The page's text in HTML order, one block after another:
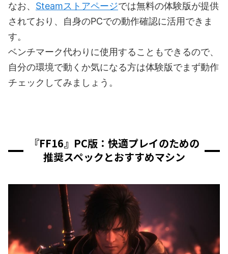
なお、 Steamストアページでは無料の体験版が提供
されており、自身のPCでの動作確認に活用できま
す。
ベンチマーク代わりに使用することもできるので、
自分の環境で動くか気になる方は体験版でまず動作
チェックしてみましょう。
『FF16』PC版：快適プレイのための
推奨スペックとおすすめマシン